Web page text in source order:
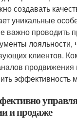
создавать
уникальные
важно проводить
лояльности,
клиентов.
продвижения
эффективность
и продаже